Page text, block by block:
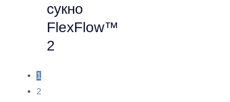
сукно
FlexFlow™
2
1
2